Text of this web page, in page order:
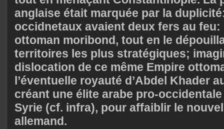
anglaise était marquée par la
occidnetaux avaient deux fers au feu:
ottoman moribond, tout en le
territoires les plus stratégiques;
dislocation de ce même Empire
l’éventuelle royauté d’Abdel Khader
créant une élite arabe pro-
Syrie (cf. infra), pour affaiblir le
allemand.